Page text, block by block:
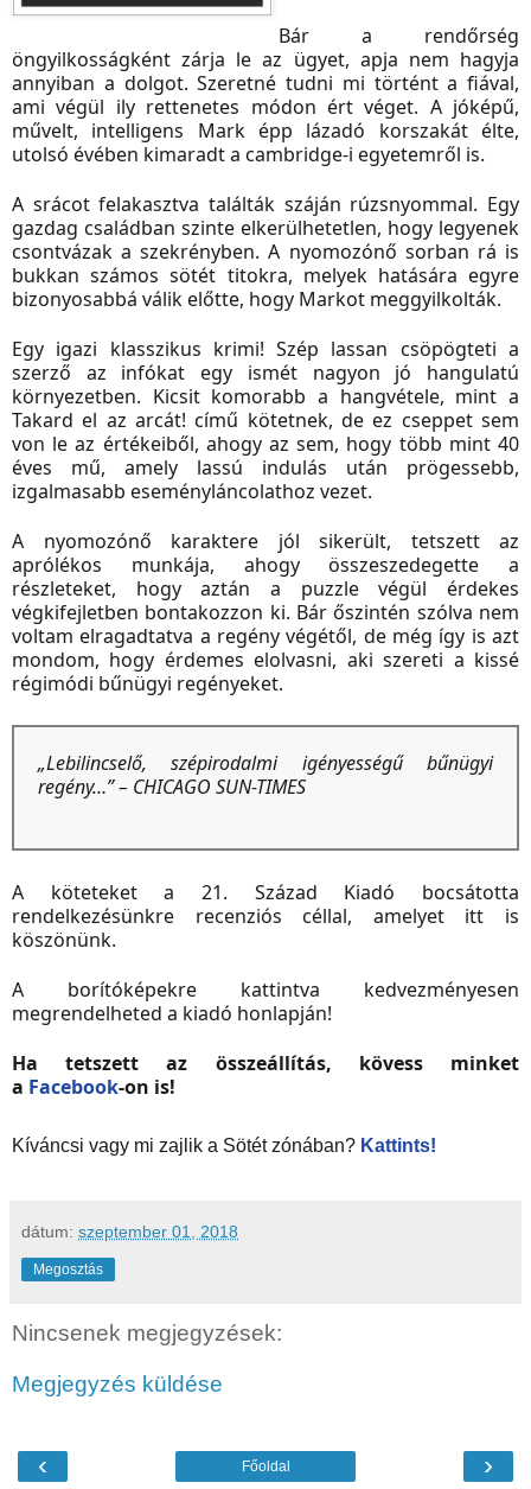
Bár a rendőrség
öngyilkosságként zárja le az ügyet, apja nem hagyja
annyiban a dolgot. Szeretné tudni mi történt a fiával,
ami végül ily rettenetes módon ért véget. A jóképű,
művelt, intelligens Mark épp lázadó korszakát élte,
utolsó évében kimaradt a cambridge-i egyetemről is.
A srácot felakasztva találták száján rúzsnyommal. Egy
gazdag családban szinte elkerülhetetlen, hogy legyenek
csontvázak a szekrényben. A nyomozónő sorban rá is
bukkan számos sötét titokra, melyek hatására egyre
bizonyosabbá válik előtte, hogy Markot meggyilkolták.
Egy igazi klasszikus krimi! Szép lassan csöpögteti a
szerző az infókat egy ismét nagyon jó hangulatú
környezetben. Kicsit komorabb a hangvétele, mint a
Takard el az arcát! című kötetnek, de ez cseppet sem
von le az értékeiből, ahogy az sem, hogy több mint 40
éves mű, amely lassú indulás után prögessebb,
izgalmasabb eseményláncolathoz vezet.
A nyomozónő karaktere jól sikerült, tetszett az
aprólékos munkája, ahogy összeszedegette a
részleteket, hogy aztán a puzzle végül érdekes
végkifejletben bontakozzon ki. Bár őszintén szólva nem
voltam elragadtatva a regény végétől, de még így is azt
mondom, hogy érdemes elolvasni, aki szereti a kissé
régimódi bűnügyi regényeket.
„Lebilincselő, szépirodalmi igényességű bűnügyi
regény…”– CHICAGO SUN-TIMES
A köteteket a 21. Század Kiadó bocsátotta
rendelkezésünkre recenziós céllal, amelyet itt is
köszönünk.
A borítóképekre kattintva kedvezményesen
megrendelheted a kiadó honlapján!
Ha tetszett az összeállítás, kövess minket
a Facebook-on is!
Kíváncsi vagy mi zajlik a Sötét zónában? Kattints!
dátum: szeptember 01, 2018
Megosztás
Nincsenek megjegyzések:
Megjegyzés küldése
‹ ›
Főoldal